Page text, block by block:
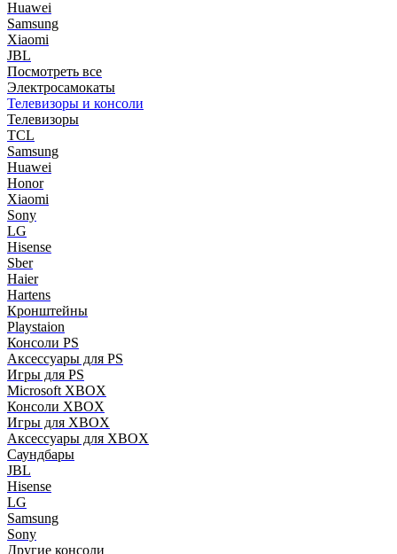
Huawei
Samsung
Xiaomi
JBL
Посмотреть все
Электросамокаты
Телевизоры и консоли
Телевизоры
TCL
Samsung
Huawei
Honor
Xiaomi
Sony
LG
Hisense
Sber
Haier
Hartens
Кронштейны
Playstaion
Консоли PS
Аксессуары для PS
Игры для PS
Microsoft XBOX
Консоли XBOX
Игры для XBOX
Аксессуары для XBOX
Саундбары
JBL
Hisense
LG
Samsung
Sony
Другие консоли